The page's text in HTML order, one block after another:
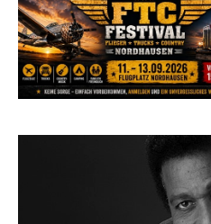
pez veröffentlicht
Talks“ – eine
Sommernächte
Randy Travis
Ben Gallaher
„Taylor Gold“